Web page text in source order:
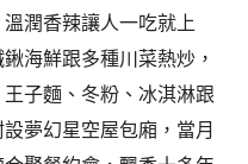
潤香辣讓人一吃就上
海鮮跟多種川菜熱炒，
子麵、冬粉、冰淇淋跟
夢幻星空屋包廂，當月